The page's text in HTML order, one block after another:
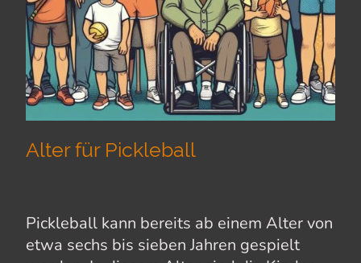
Alter für Pickleball
Pickleball kann bereits ab einem Alter von
etwa sechs bis sieben Jahren gespielt